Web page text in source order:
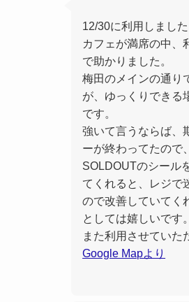
12/30に利用しました
カフェが満席の中、
で助かりました。
梅田のメインの通り
が、ゆっくりできる
です。
強いて言うならば、
ーが終わってたので
SOLDOUTのシール
てくれると、レジで
ので改善していてく
としては嬉しいです。
また利用させていた
Google Mapより